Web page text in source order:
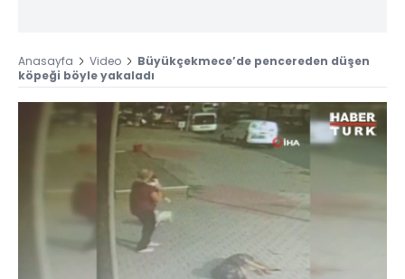
Anasayfa Video
Büyükçekmece’de pencereden düşen
köpeği böyle yakaladı